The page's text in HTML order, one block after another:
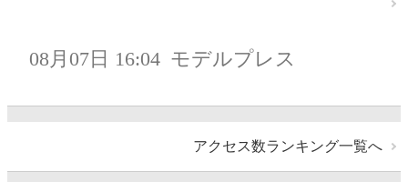
08月07日 16:04 モデルプレス
アクセス数ランキング一覧へ